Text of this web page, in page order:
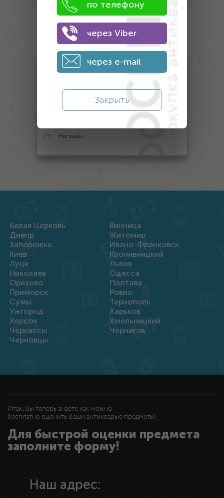
Оценка
антиквариата
Монеты
Награды
Белая Церковь
Винница
Днепр
Житомир
Запорожье
Ивано-Франковск
Киев
Кропивницкий
Луцк
Львов
Николаев
Одесса
Орехово
Полтава
Приморск
Ровно
Сумы
Тернополь
Ужгород
Харьков
Херсон
Хмельницкий
Черкассы
Чернигов
Черновцы
Итак, Вы теперь знаете как можно
бесплатно оценить Ваши антикварые предметы!
Для быстрой оценки предмета
заполните форму!
Наш адрес:
по телефону
через Viber
через e-mail
Закрыть